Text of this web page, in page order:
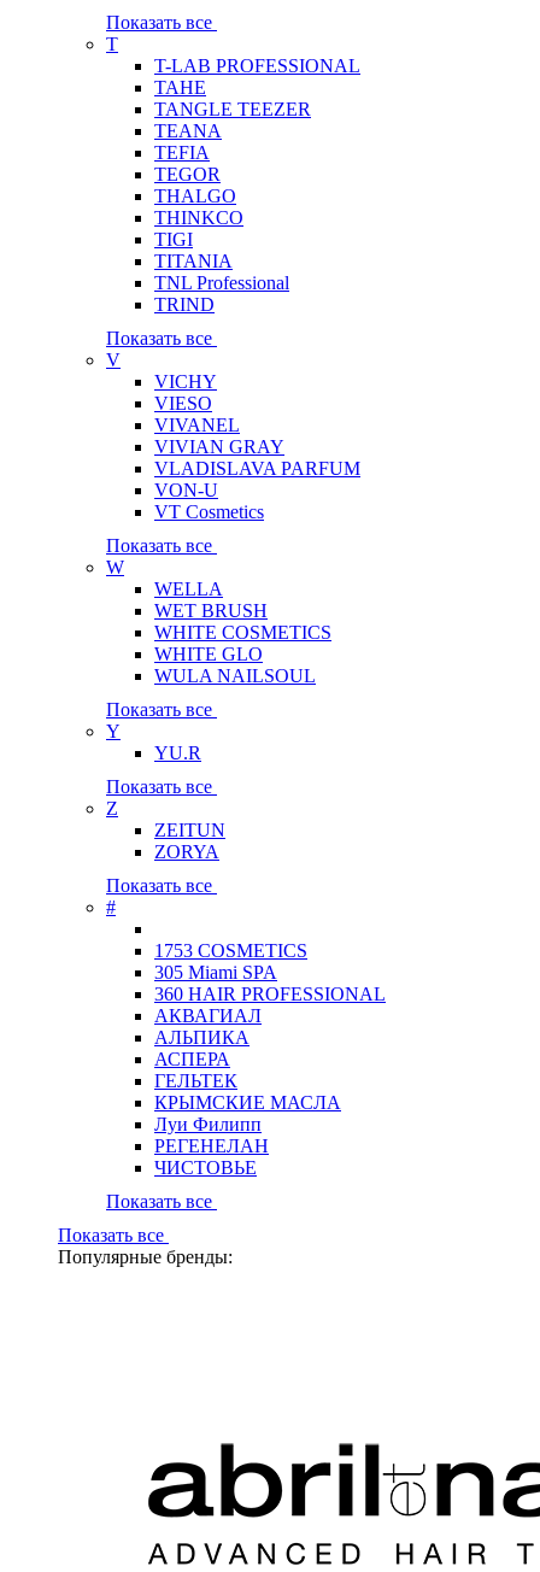
Показать все
T
T-LAB PROFESSIONAL
TAHE
TANGLE TEEZER
TEANA
TEFIA
TEGOR
THALGO
THINKCO
TIGI
TITANIA
TNL Professional
TRIND
Показать все
V
VICHY
VIESO
VIVANEL
VIVIAN GRAY
VLADISLAVA PARFUM
VON-U
VT Cosmetics
Показать все
W
WELLA
WET BRUSH
WHITE COSMETICS
WHITE GLO
WULA NAILSOUL
Показать все
Y
YU.R
Показать все
Z
ZEITUN
ZORYA
Показать все
#
1753 COSMETICS
305 Miami SPA
360 HAIR PROFESSIONAL
АКВАГИАЛ
АЛЬПИКА
АСПЕРА
ГЕЛЬТЕК
КРЫМСКИЕ МАСЛА
Луи Филипп
РЕГЕНЕЛАН
ЧИСТОВЬЕ
Показать все
Показать все
Популярные бренды: